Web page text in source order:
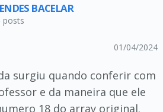
BACELAR
posts
01/04/2024
surgiu quando conferir com
e da maneira que ele
18 do array original.